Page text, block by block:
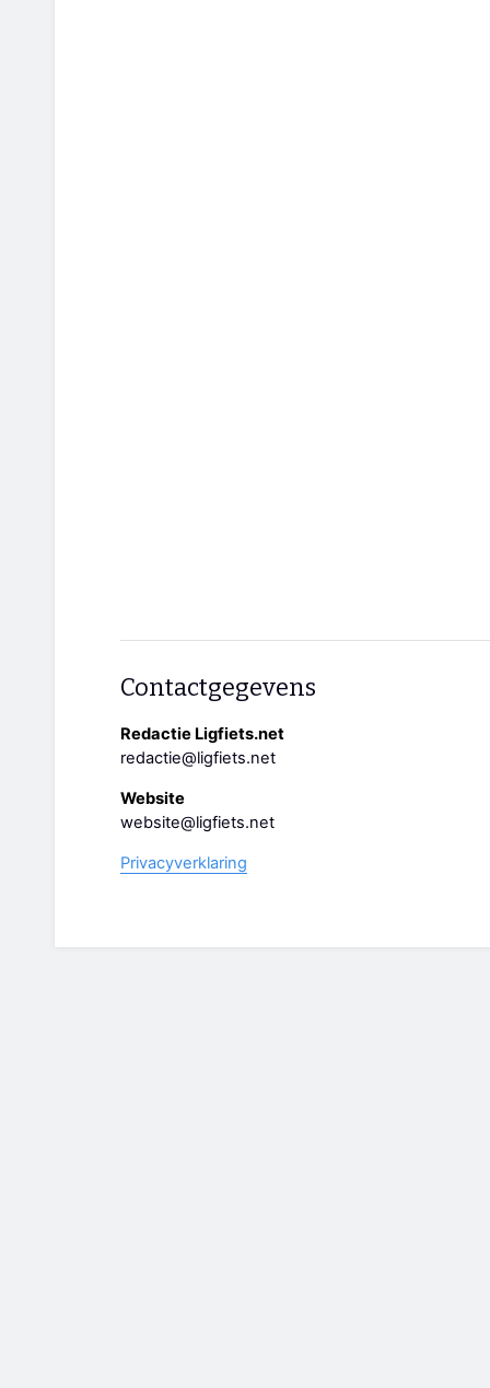
Contactgegevens
Redactie Ligfiets.net
redactie@ligfiets.net
Website
website@ligfiets.net
Privacyverklaring